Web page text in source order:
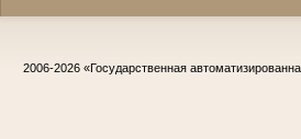
2006-2026 «Государственная